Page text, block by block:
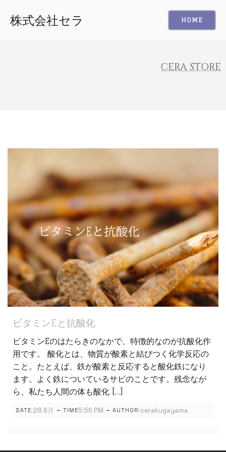
株式会社セラ HOME
CERA STORE
ビタミンEと抗酸化
ビタミンEのはたらきのなかで、特徴的なのが抗酸化作
用です。 酸化とは、物質が酸素と結びつく化学反応の
こと。たとえば、鉄が酸素と反応すると酸化鉄になり
ます。よく鉄についているサビのことです。残念なが
ら、私たち人間の体も酸化 […]
DATE: 28 6月 - TIME5:56 PM - AUTHOR: cerakugayama